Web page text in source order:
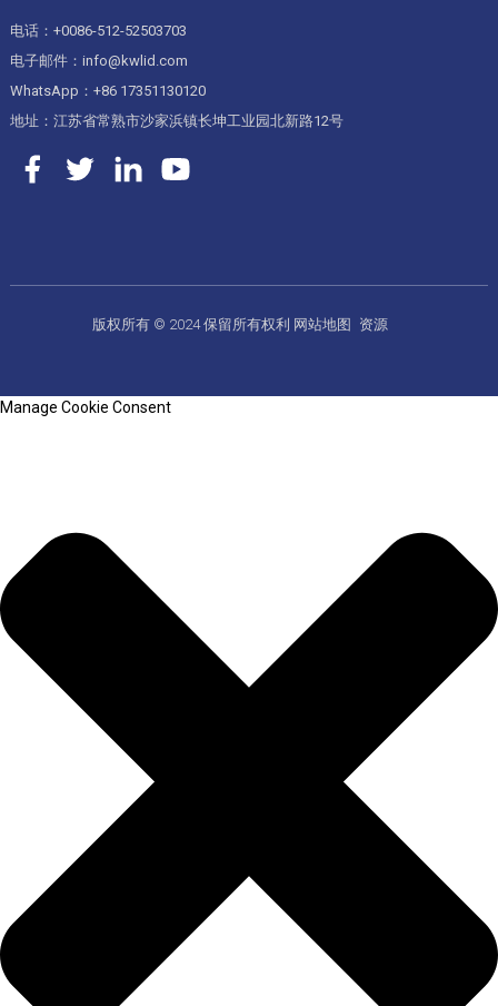
电话：+0086-512-52503703
电子邮件：info@kwlid.com
WhatsApp：+86 17351130120
地址：江苏省常熟市沙家浜镇长坤工业园北新路12号
版权所有 © 2024 保留所有权利 网站地图 资源
Manage Cookie Consent